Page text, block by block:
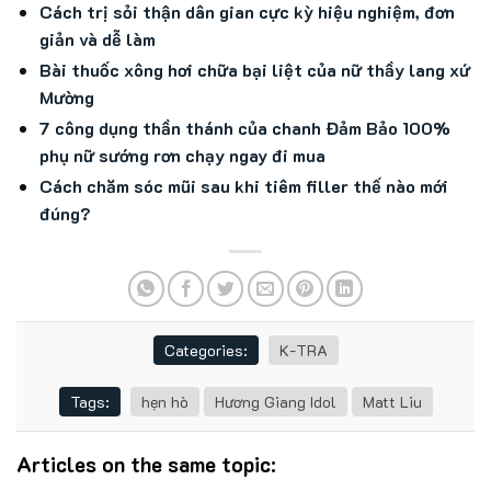
Cách trị sỏi thận dân gian cực kỳ hiệu nghiệm, đơn
giản và dễ làm
Bài thuốc xông hơi chữa bại liệt của nữ thầy lang xứ
Mường
7 công dụng thần thánh của chanh Đảm Bảo 100%
phụ nữ sướng rơn chạy ngay đi mua
Cách chăm sóc mũi sau khi tiêm filler thế nào mới
đúng?
Categories: K-TRA
Tags: hẹn hò Hương Giang Idol Matt Liu
Articles on the same topic: